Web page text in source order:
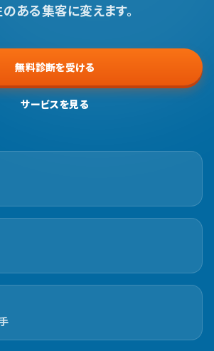
ある集客に変えます。
無料診断を受ける
サービスを見る